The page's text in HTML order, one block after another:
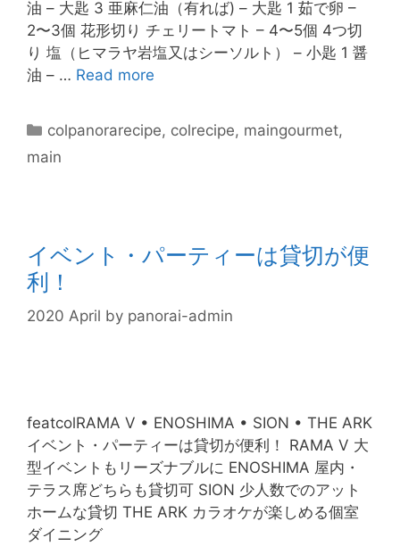
油 – 大匙 3 亜麻仁油（有れば) – 大匙 1 茹で卵 –
2〜3個 花形切り チェリートマト – 4〜5個 4つ切
り 塩（ヒマラヤ岩塩又はシーソルト） – 小匙 1 醤
油 – … Read more
colpanorarecipe, colrecipe, maingourmet,
main
イベント・パーティーは貸切が便
利！
2020 April by panorai-admin
featcolRAMA V • ENOSHIMA • SION • THE ARK
イベント・パーティーは貸切が便利！ RAMA V 大
型イベントもリーズナブルに ENOSHIMA 屋内・
テラス席どちらも貸切可 SION 少人数でのアット
ホームな貸切 THE ARK カラオケが楽しめる個室
ダイニング